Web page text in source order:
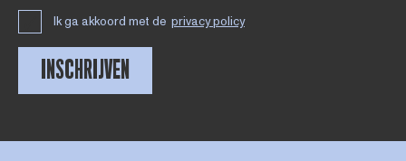
Ik ga akkoord met de privacy policy
INSCHRIJVEN